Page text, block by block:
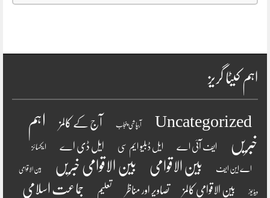
اہم کیٹا گریز
Uncategorized آبپاشی پنجاب آج کے کالمز
اہم
خبریں
ایف آئی اے ایل ڈبلیو ایم سی ایل ڈی اے ایکسائز
اے این ایف بین الاقوامی بین الاقوامی خبریں بین الاقوامی
ویڈیوز بین الاقوامی کالمز تصاویر اور مناظر تعلیم
جماعت اسلامی